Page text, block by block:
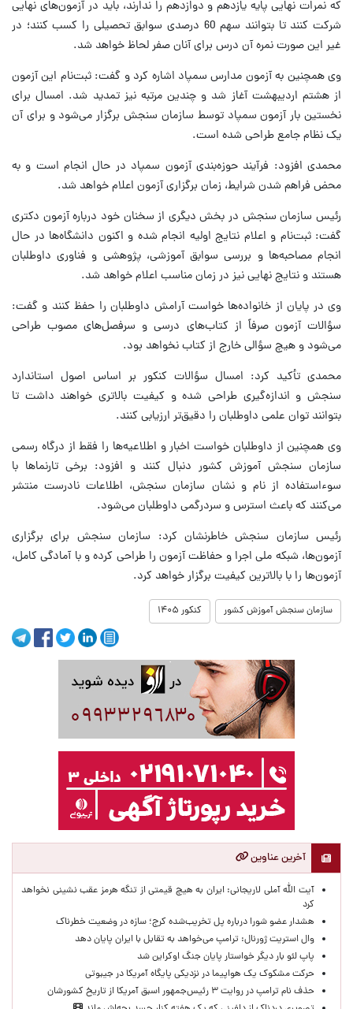
که نمرات نهایی پایه یازدهم و دوازدهم را ندارند، باید در آزمون‌های نهایی
شرکت کنند تا بتوانند سهم 60 درصدی سوابق تحصیلی را کسب کنند؛ در
غیر این صورت نمره آن درس برای آنان صفر لحاظ خواهد شد.
وی همچنین به آزمون مدارس سمپاد اشاره کرد و گفت: ثبت‌نام این آزمون
از هشتم اردیبهشت آغاز شد و چندین مرتبه نیز تمدید شد. امسال برای
نخستین بار آزمون سمپاد توسط سازمان سنجش برگزار می‌شود و برای آن
یک نظام جامع طراحی شده است.
محمدی افزود: فرآیند حوزه‌بندی آزمون سمپاد در حال انجام است و به
محض فراهم شدن شرایط، زمان برگزاری آزمون اعلام خواهد شد.
رئیس سازمان سنجش در بخش دیگری از سخنان خود درباره آزمون دکتری
گفت: ثبت‌نام و اعلام نتایج اولیه انجام شده و اکنون دانشگاه‌ها در حال
انجام مصاحبه‌ها و بررسی سوابق آموزشی، پژوهشی و فناوری داوطلبان
هستند و نتایج نهایی نیز در زمان مناسب اعلام خواهد شد.
وی در پایان از خانواده‌ها خواست آرامش داوطلبان را حفظ کنند و گفت:
سؤالات آزمون صرفاً از کتاب‌های درسی و سرفصل‌های مصوب طراحی
می‌شود و هیچ سؤالی خارج از کتاب نخواهد بود.
محمدی تأکید کرد: امسال سؤالات کنکور بر اساس اصول استاندارد
سنجش و اندازه‌گیری طراحی شده و کیفیت بالاتری خواهند داشت تا
بتوانند توان علمی داوطلبان را دقیق‌تر ارزیابی کنند.
وی همچنین از داوطلبان خواست اخبار و اطلاعیه‌ها را فقط از درگاه رسمی
سازمان سنجش آموزش کشور دنبال کنند و افزود: برخی تارنماها با
سوءاستفاده از نام و نشان سازمان سنجش، اطلاعات نادرست منتشر
می‌کنند که باعث استرس و سردرگمی داوطلبان می‌شود.
رئیس سازمان سنجش خاطرنشان کرد: سازمان سنجش برای برگزاری
آزمون‌ها، شبکه ملی اجرا و حفاظت آزمون را طراحی کرده و با آمادگی کامل،
آزمون‌ها را با بالاترین کیفیت برگزار خواهد کرد.
سازمان سنجش آموزش کشور کنکور ۱۴۰۵
آخرین عناوین
آیت الله آملی لاریجانی: ایران به هیچ قیمتی از تنگه هرمز عقب نشینی نخواهد
کرد
هشدار عضو شورا درباره پل تخریب‌شده کرج؛ سازه در وضعیت خطرناک
وال‌ استریت ژورنال: ترامپ می‌خواهد به تقابل با ایران پایان دهد
پاپ لئو بار دیگر خواستار پایان جنگ اوکراین شد
حرکت مشکوک یک هواپیما در نزدیکی پایگاه آمریکا در جیبوتی
حذف نام ترامپ در روایت ۳ رئیس‌جمهور اسبق آمریکا از تاریخ کشورشان